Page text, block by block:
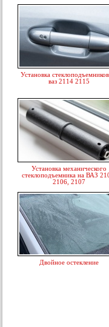
Установка
ваз 2114 2115
Установка механического
стеклоподъемника на ВАЗ
2106, 2107
Двойное остекление